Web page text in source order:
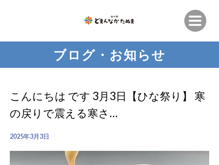
ブログ・お知らせ
こんにちは です 3月3日【ひな祭り】 寒
の戻りで震える寒さ…
2025年3月3日